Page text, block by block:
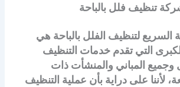
تنظيف فلل بالباحة
السريع لتنظيف الفللبالباحة هي
التي تقدم خدمات التنظيف
وجميع المباني والمنشأت ذات
لأننا على دراية بأن عملية التنظيف